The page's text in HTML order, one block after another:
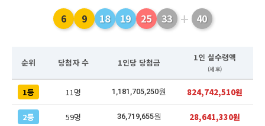
6 9 18 19 25 33 + 40
순위 당첨자 수 1인당 당첨금 1인 실수령액
(세후)
1등 11명 1,181,705,250원 824,742,510원
2등 59명 36,719,655원 28,641,330원